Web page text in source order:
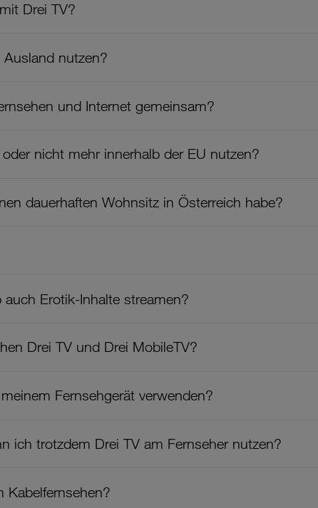
Drei TV?
nutzen?
und Internet gemeinsam?
nicht mehr innerhalb der EU nutzen?
dauerhaften Wohnsitz in Österreich habe?
Erotik-Inhalte streamen?
Drei TV und Drei MobileTV?
Fernsehgerät verwenden?
ich trotzdem Drei TV am Fernseher nutzen?
Kabelfernsehen?